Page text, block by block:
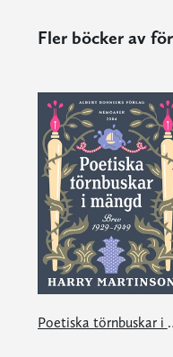
Fler böcker av